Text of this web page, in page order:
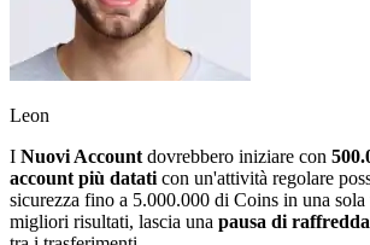
Leon
I Nuovi Account dovrebbero iniziare con
account più datati con un'attività regolare
sicurezza fino a 5.000.000 di Coins in una sola
migliori risultati, lascia una pausa di